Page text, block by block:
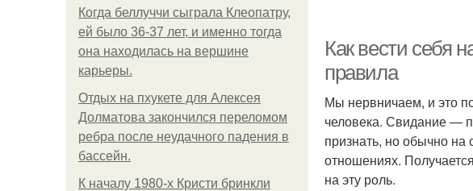
Когда беллуччи сыграла Клеопатру,
ей было 36-37 лет, и именно тогда
она находилась на вершине
карьеры.
Отдых на пхукете для Алексея
Долматова закончился переломом
ребра после неудачного падения в
бассейн.
К началу 1980-х Кристи бринкли
Как вести себя
правила
Мы нервничаем, и это
человека. Свидание —
признать, но обычно на
отношениях.
на эту роль.